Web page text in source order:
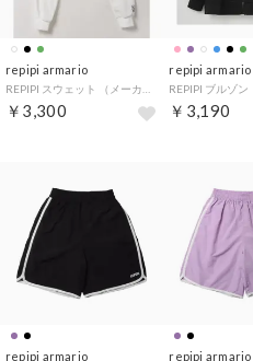
repipi armario
￥3,300
repipi armario
￥3,190
repipi armario repipi armario